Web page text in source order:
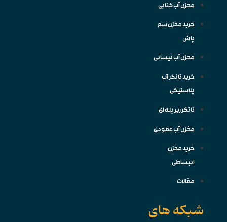
مخزن آب کتابی
خرید مخزن سم
مخزن آب نیسانی
خرید تانکر آب
پلاستیکی
تانکر زیر پله ای
مخزن آب عمودی
خرید مخزن
انبساطی
مقالات
شبکه های